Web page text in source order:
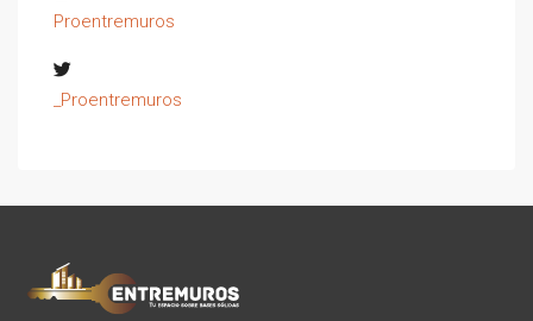
Proentremuros
_Proentremuros